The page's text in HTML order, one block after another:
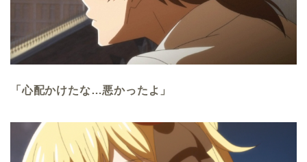
「心配かけたな…悪かったよ」